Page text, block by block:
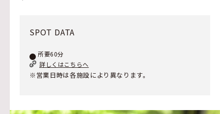
SPOT DATA
所要60分
詳しくはこちらへ
※営業日時は各施設により異なります。